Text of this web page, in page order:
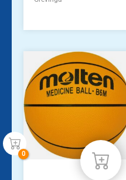
Dieses
Produkt
weist
mehrere
Varianten
Optionen
können